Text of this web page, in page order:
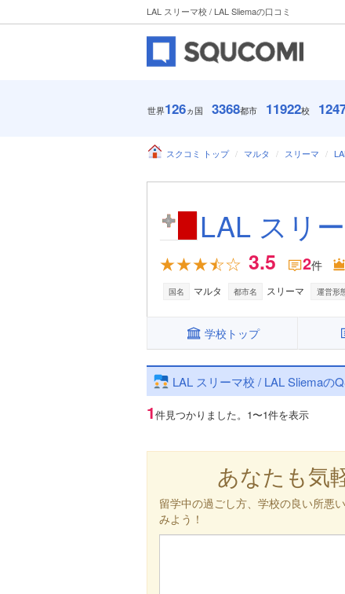
LAL スリーマ校 / LAL Sliemaの口コミ
世界126ヵ国 3368都市 11922校
スクコミ トップ マルタ スリーマ
LAL スリ
3.5 2件
国名 マルタ 都市名 スリーマ 運営形
学校トップ
LAL スリーマ校 / LAL Sliemaの
1件見つかりました。 1〜1件を表示
あなたも気
留学中の過ごし方、学校の良い所悪
みよう！